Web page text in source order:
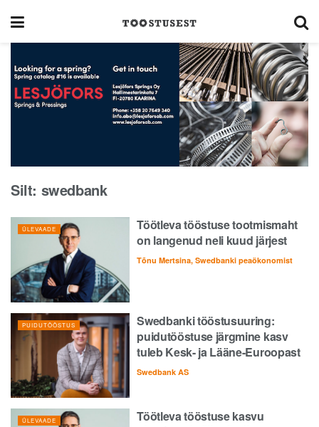
Silt: swedbank
ÜLEVAADE
Töötleva tööstuse tootmismaht
on langenud neli kuud järjest
Tõnu Mertsina, Swedbanki peaökonomist
PUIDUTÖÖSTUS
Swedbanki tööstusuuring:
puidutööstuse järgmine kasv
tuleb Kesk- ja Lääne-Euroopast
Swedbank AS
ÜLEVAADE
Töötleva tööstuse kasvu